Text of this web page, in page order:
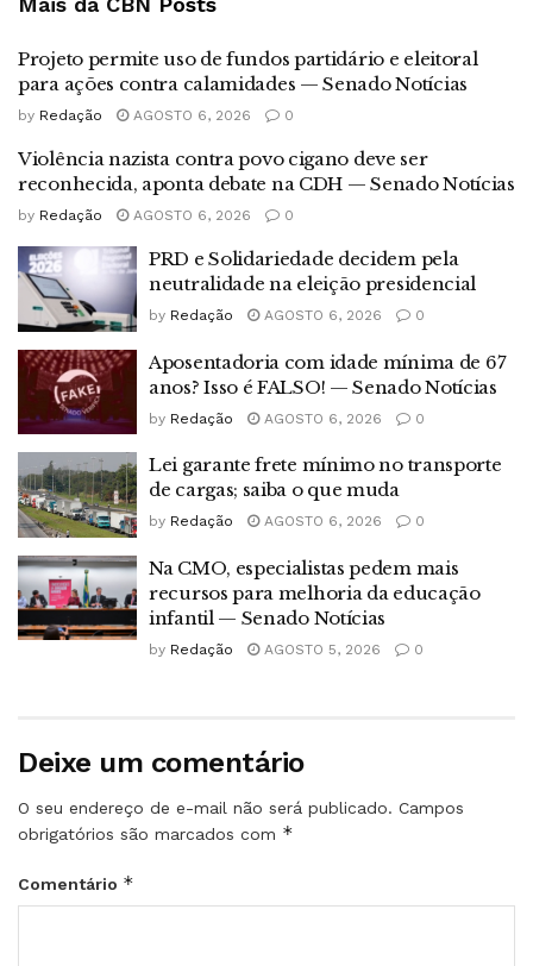
Projeto permite uso de fundos partidário e eleitoral
para ações contra calamidades — Senado Notícias
by Redação AGOSTO 6, 2026 0
Violência nazista contra povo cigano deve ser
reconhecida, aponta debate na CDH — Senado Notícias
by Redação AGOSTO 6, 2026 0
PRD e Solidariedade decidem pela
neutralidade na eleição presidencial
by Redação AGOSTO 6, 2026 0
Aposentadoria com idade mínima de 67
anos? Isso é FALSO! — Senado Notícias
by Redação AGOSTO 6, 2026 0
Lei garante frete mínimo no transporte
de cargas; saiba o que muda
by Redação AGOSTO 6, 2026 0
Na CMO, especialistas pedem mais
recursos para melhoria da educação
infantil — Senado Notícias
by Redação AGOSTO 5, 2026 0
Deixe um comentário
O seu endereço de e-mail não será publicado. Campos
obrigatórios são marcados com *
Comentário *